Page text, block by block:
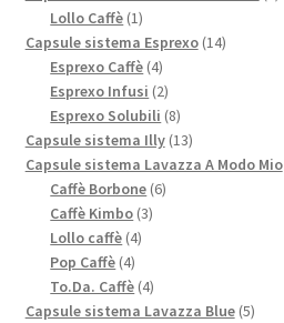
Lollo Caffè 11
prodotto
Capsule sistema Esprexo 1414
Esprexo Caffè 44
prodotti
Esprexo Infusi 22
prodotti
Esprexo Solubili 88
prodotti
Capsule sistema Illy 1313
prodotti
Capsule sistema Lavazza A Modo Mio
Caffè Borbone 66
Caffè Kimbo 33
Lollo caffè 44
Pop Caffè 44
prodotti
To.Da. Caffè 44
prodotti
Capsule sistema Lavazza Blue 55